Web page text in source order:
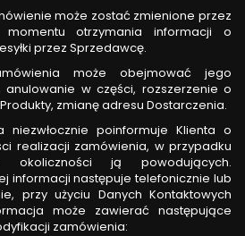
może zostać zmienione przez
otrzymania informacji o
przez Sprzedawcę.
może obejmować jego
anulowanie w części, rozszerzenie o
zmianę adresu Dostarczenia.
niezwłocznie poinformuje Klienta o
realizacji zamówienia, w przypadku
okoliczności ją powodujących.
informacji następuje telefonicznie lub
przy użyciu Danych Kontaktowych
może zawierać następujące
zamówienia: